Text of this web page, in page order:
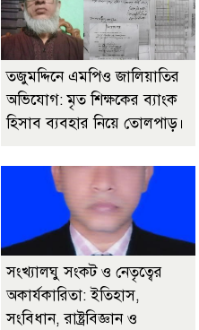
তজুমদ্দিনে এমপিও জালিয়াতির
অভিযোগ: মৃত শিক্ষকের ব্যাংক
হিসাব ব্যবহার নিয়ে তোলপাড়।
সংখ্যালঘু সংকট ও নেতৃত্বের
অকার্যকারিতা: ইতিহাস,
সংবিধান, রাষ্ট্রবিজ্ঞান ও